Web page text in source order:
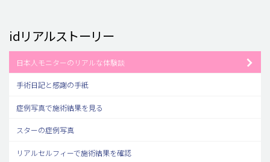
idリアルストーリー
日本人モニターのリアルな体験談
手術日記と感謝の手紙
症例写真で施術結果を見る
スターの症例写真
リアルセルフィーで施術結果を確認